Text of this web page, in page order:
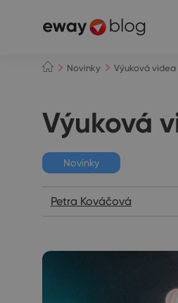
Novinky Výuková videa
Výuková
Novinky
Petra Kováčová